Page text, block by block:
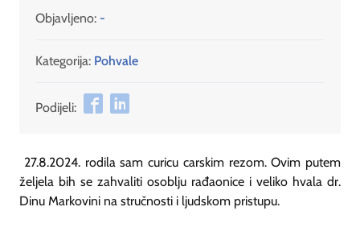
Objavljeno: -
Kategorija: Pohvale
Podijeli:
27.8.2024. rodila sam curicu carskim rezom. Ovim putem
željela bih se zahvaliti osoblju rađaonice i veliko hvala dr.
Dinu Markovini na stručnosti i ljudskom pristupu.